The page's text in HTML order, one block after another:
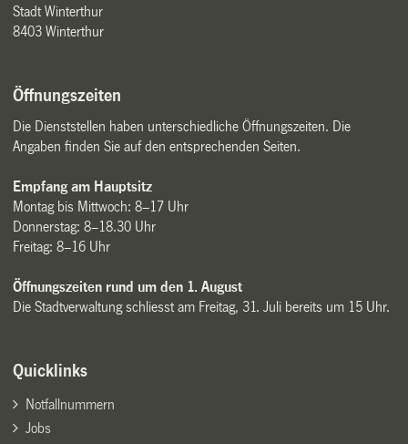
Stadt Winterthur
8403 Winterthur
Öffnungszeiten
Die Dienststellen haben unterschiedliche Öffnungszeiten. Die
Angaben finden Sie auf den entsprechenden Seiten.
Empfang am Hauptsitz
Montag bis Mittwoch: 8–17 Uhr
Donnerstag: 8–18.30 Uhr
Freitag: 8–16 Uhr
Öffnungszeiten rund um den 1. August
Die Stadtverwaltung schliesst am Freitag, 31. Juli bereits um 15 Uhr.
Quicklinks
Notfallnummern
Jobs